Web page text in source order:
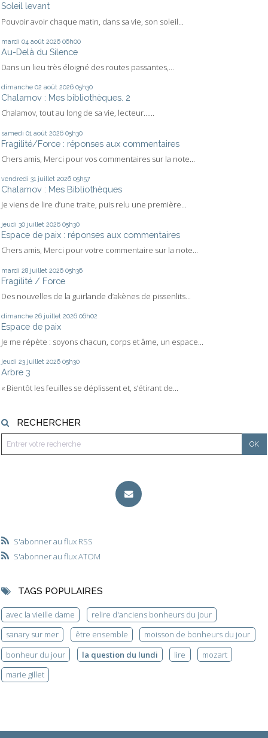
Soleil levant
Pouvoir avoir chaque matin, dans sa vie, son soleil...
mardi 04 août 2026 06h00
Au-Delà du Silence
Dans un lieu très éloigné des routes passantes,...
dimanche 02 août 2026 05h30
Chalamov : Mes bibliothèques. 2
Chalamov, tout au long de sa vie, lecteur…...
samedi 01 août 2026 05h30
Fragilité/Force : réponses aux commentaires
Chers amis, Merci pour vos commentaires sur la note...
vendredi 31 juillet 2026 05h57
Chalamov : Mes Bibliothèques
Je viens de lire d’une traite, puis relu une première...
jeudi 30 juillet 2026 05h30
Espace de paix : réponses aux commentaires
Chers amis, Merci pour votre commentaire sur la note...
mardi 28 juillet 2026 05h36
Fragilité / Force
Des nouvelles de la guirlande d’akènes de pissenlits...
dimanche 26 juillet 2026 06h02
Espace de paix
Je me répète : soyons chacun, corps et âme, un espace...
jeudi 23 juillet 2026 05h30
Arbre 3
« Bientôt les feuilles se déplissent et, s’étirant de...
RECHERCHER
S'abonner au flux RSS
S'abonner au flux ATOM
TAGS POPULAIRES
avec la vieille dame
relire d'anciens bonheurs du jour
sanary sur mer
être ensemble
moisson de bonheurs du jour
bonheur du jour
la question du lundi lire
mozart
marie gillet